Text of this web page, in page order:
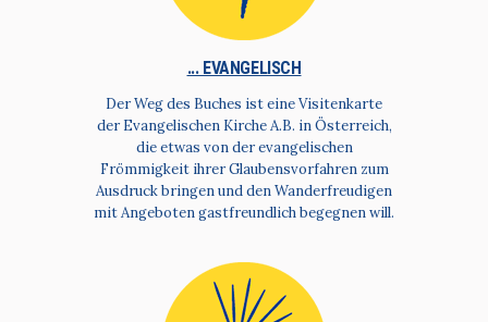
... EVANGELISCH
Der Weg des Buches ist eine Visitenkarte
der Evangelischen Kirche A.B. in Österreich,
die etwas von der evangelischen
Frömmigkeit ihrer Glaubensvorfahren zum
Ausdruck bringen und den Wanderfreudigen
mit Angeboten gastfreundlich begegnen will.